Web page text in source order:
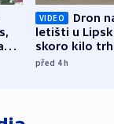
VIDEO
Dron
letišti u
skoro kilo
indicie
před 4h